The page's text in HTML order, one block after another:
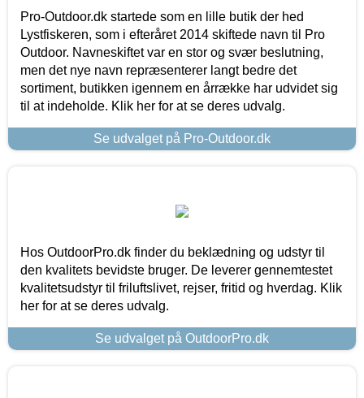
Pro-Outdoor.dk startede som en lille butik der hed
Lystfiskeren, som i efteråret 2014 skiftede navn til Pro
Outdoor. Navneskiftet var en stor og svær beslutning,
men det nye navn repræsenterer langt bedre det
sortiment, butikken igennem en årrække har udvidet sig
til at indeholde. Klik her for at se deres udvalg.
Se udvalget på Pro-Outdoor.dk
Hos OutdoorPro.dk finder du beklædning og udstyr til
den kvalitets bevidste bruger. De leverer gennemtestet
kvalitetsudstyr til friluftslivet, rejser, fritid og hverdag. Klik
her for at se deres udvalg.
Se udvalget på OutdoorPro.dk